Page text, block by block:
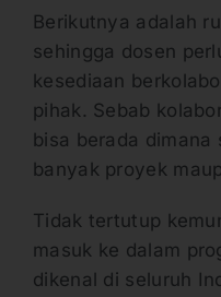
Berikutnya adalah
sehingga dosen
kesediaan
pihak. Sebab
bisa berada dimana
banyak proyek
Tidak tertutup
masuk ke dalam
dikenal di seluruh